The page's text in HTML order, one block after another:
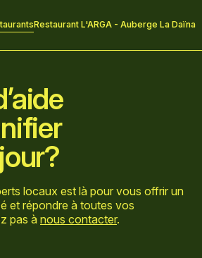
Restaurant L'ARGA - Auberge La Daïna
locaux est là pour vous offrir un
et répondre à toutes vos
pas à nous contacter.